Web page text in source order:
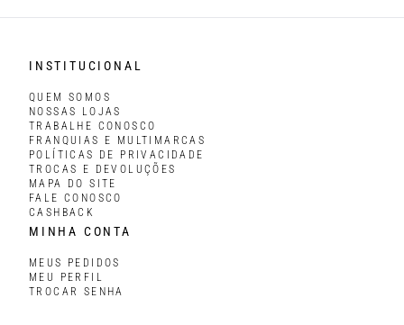
INSTITUCIONAL
QUEM SOMOS
NOSSAS LOJAS
TRABALHE CONOSCO
FRANQUIAS E MULTIMARCAS
POLÍTICAS DE PRIVACIDADE
TROCAS E DEVOLUÇÕES
MAPA DO SITE
FALE CONOSCO
CASHBACK
MINHA CONTA
MEUS PEDIDOS
MEU PERFIL
TROCAR SENHA